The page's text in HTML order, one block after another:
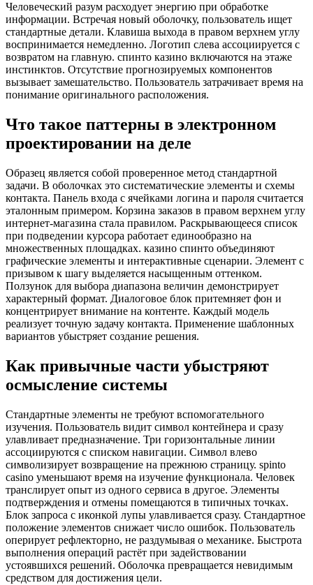
Человеческий разум расходует энергию при обработке
информации. Встречая новый оболочку, пользователь ищет
стандартные детали. Клавиша выхода в правом верхнем углу
воспринимается немедленно. Логотип слева ассоциируется с
возвратом на главную. спинто казино включаются на этаже
инстинктов. Отсутствие прогнозируемых компонентов
вызывает замешательство. Пользователь затрачивает время на
понимание оригинального расположения.
Что такое паттерны в электронном
проектировании на деле
Образец является собой проверенное метод стандартной
задачи. В оболочках это систематические элементы и схемы
контакта. Панель входа с ячейками логина и пароля считается
эталонным примером. Корзина заказов в правом верхнем углу
интернет-магазина стала правилом. Раскрывающееся список
при подведении курсора работает единообразно на
множественных площадках. казино спинто объединяют
графические элементы и интерактивные сценарии. Элемент с
призывом к шагу выделяется насыщенным оттенком.
Ползунок для выбора диапазона величин демонстрирует
характерный формат. Диалоговое блок притемняет фон и
концентрирует внимание на контенте. Каждый модель
реализует точную задачу контакта. Применение шаблонных
вариантов убыстряет создание решения.
Как привычные части убыстряют
осмысление системы
Стандартные элементы не требуют вспомогательного
изучения. Пользователь видит символ контейнера и сразу
улавливает предназначение. Три горизонтальные линии
ассоциируются с списком навигации. Символ влево
символизирует возвращение на прежнюю страницу. spinto
casino уменьшают время на изучение функционала. Человек
транслирует опыт из одного сервиса в другое. Элементы
подтверждения и отмены помещаются в типичных точках.
Блок запроса с иконкой лупы улавливается сразу. Стандартное
положение элементов снижает число ошибок. Пользователь
оперирует рефлекторно, не раздумывая о механике. Быстрота
выполнения операций растёт при задействовании
устоявшихся решений. Оболочка превращается невидимым
средством для достижения цели.